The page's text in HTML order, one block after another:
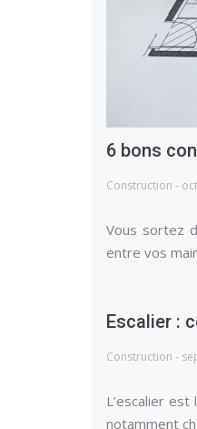
6 bons
Construction -
Vous sortez
entre vos
Escalier :
Construction -
L’escalier
notamment